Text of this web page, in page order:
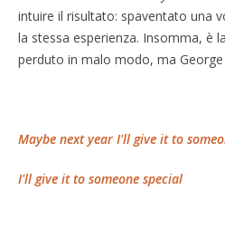
intuire il risultato: spaventato una
la stessa esperienza. Insomma, è
perduto in malo modo, ma
Maybe next year I'll give it to
I'll give it to someone special